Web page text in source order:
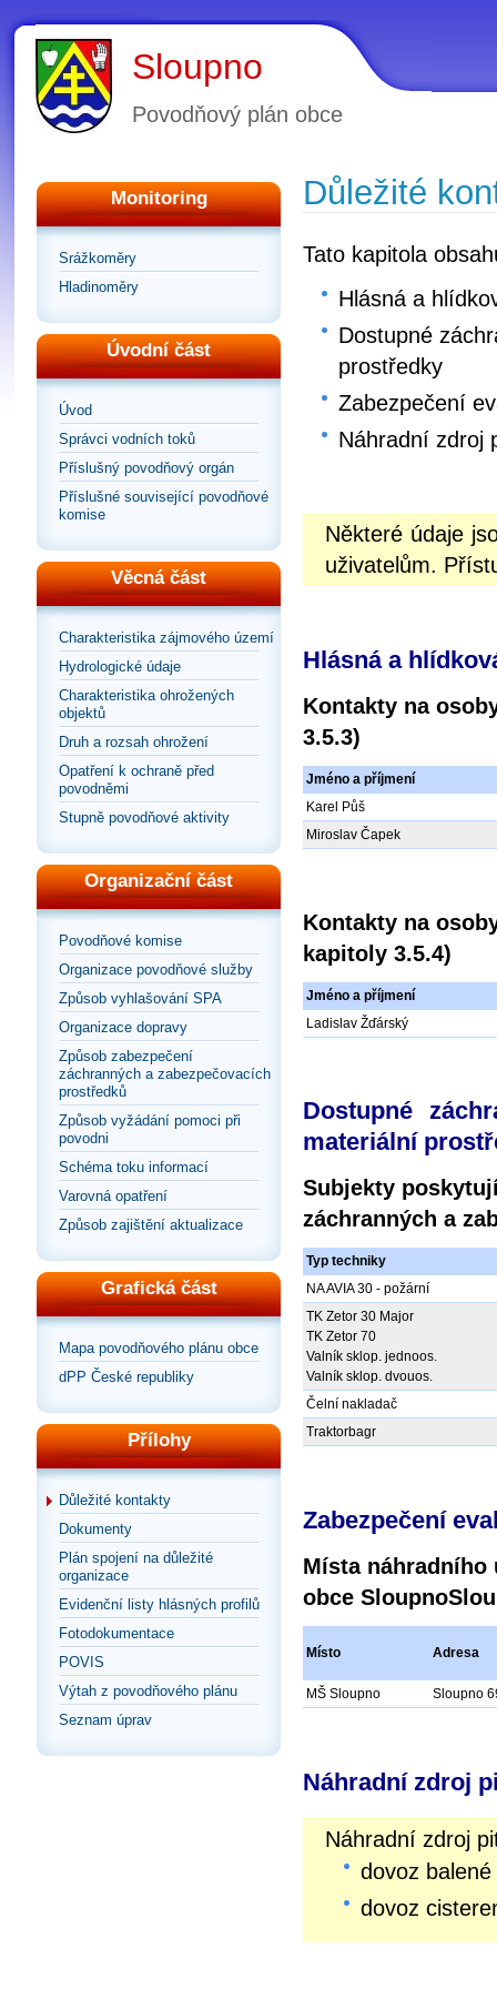
Sloupno
Povodňový plán obce
Monitoring
Srážkoměry
Hladinoměry
Úvodní část
Úvod
Správci vodních toků
Příslušný povodňový orgán
Příslušné související povodňové
komise
Věcná část
Charakteristika zájmového území
Hydrologické údaje
Charakteristika ohrožených
objektů
Druh a rozsah ohrožení
Opatření k ochraně před
povodněmi
Stupně povodňové aktivity
Organizační část
Povodňové komise
Organizace povodňové služby
Způsob vyhlašování SPA
Organizace dopravy
Způsob zabezpečení
záchranných a zabezpečovacích
prostředků
Způsob vyžádání pomoci při
povodni
Schéma toku informací
Varovná opatření
Způsob zajištění aktualizace
Grafická část
Mapa povodňového plánu obce
dPP České republiky
Přílohy
Důležité kontakty
Dokumenty
Plán spojení na důležité
organizace
Evidenční listy hlásných profilů
Fotodokumentace
POVIS
Výtah z povodňového plánu
Seznam úprav
Důležité
Tato kapitola
Hlásná a
Dostupné
prostředky
Zabezpečení
Náhradní zdroj
Některé údaje
uživatelům.
Hlásná a
Kontakty na
3.5.3)
Jméno a příjmení
Karel Půš
Miroslav Čapek
Kontakty na
kapitoly 3.5.4)
Jméno a příjmení
Ladislav Žďárský
Dostupné
materiální
Subjekty
záchranných a
Typ techniky
NA AVIA 30 - požární
TK Zetor 30 Major
TK Zetor 70
Valník sklop. jednoos.
Valník sklop. dvouos.
Čelní nakladač
Traktorbagr
Zabezpečení
Místa náhradního
obce
Místo Adresa
MŠ Sloupno Sloupno
Náhradní zdroj
Náhradní zdroj
dovoz
dovoz